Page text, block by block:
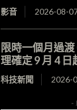
影音 2026-08-
限時一個月過
理確定 9 月 4 日
科技新聞 2026-
-